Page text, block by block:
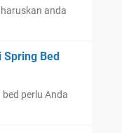
anda
Bed
perlu Anda